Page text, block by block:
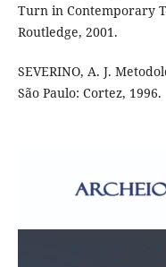
Turn in Contemporary
Routledge, 2001.
SEVERINO, A. J.
São Paulo: Cortez, 1996.